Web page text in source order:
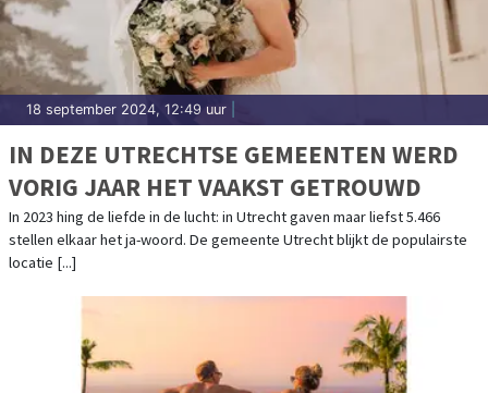
18 september 2024, 12:49 uur
IN DEZE UTRECHTSE GEMEENTEN WERD
VORIG JAAR HET VAAKST GETROUWD
In 2023 hing de liefde in de lucht: in Utrecht gaven maar liefst 5.466
stellen elkaar het ja-woord. De gemeente Utrecht blijkt de populairste
locatie [...]